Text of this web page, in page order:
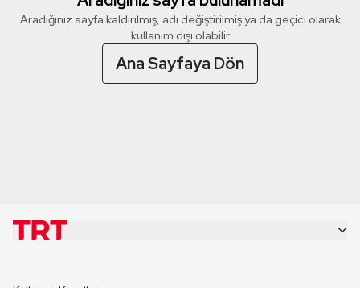
Aradığınız sayfa kaldırılmış, adı değiştirilmiş ya da geçici olarak
kullanım dışı olabilir
Ana Sayfaya Dön